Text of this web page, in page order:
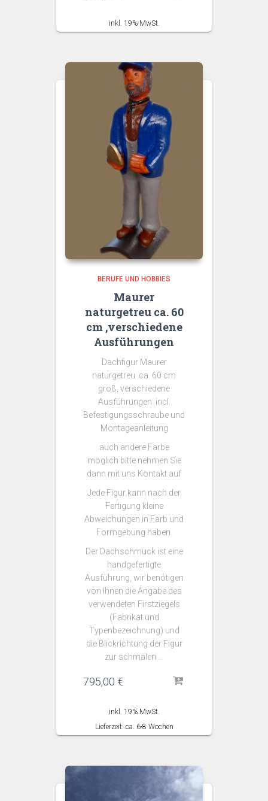
inkl. 19% MwSt.
BERUFE UND HOBBIES
Maurer
naturgetreu ca. 60
cm ,verschiedene
Ausführungen
Dachfigur Maurer
naturgetreu ca. 60 cm
groß, verschiedene
Ausführungen incl.
Befestigungsschraube und
Montageanleitung
auch andere Farbe
möglich bitte nehmen Sie
dann mit uns Kontakt auf
Jede Figur kann nach der
Fertigung kleine
Abweichungen in Farb und
Formgebung haben.
Der Dachschmuck ist eine
handgefertigte
Ausführung, wir benötigen
von Ihnen die Angabe des
verwendeten Firstziegels
(Fabrikat und
Typenbezeichnung) und
die Blickrichtung der Figur
zur schmalen …
795,00 €
inkl. 19% MwSt.
Lieferzeit: ca. 6-8 Wochen